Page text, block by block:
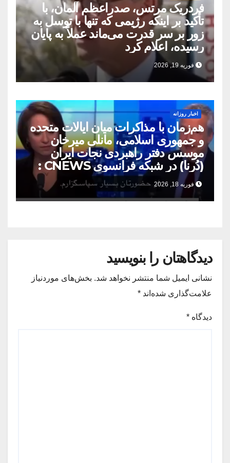
فردریک مرتس، صدراعظم آلمان، با
تأکید بر اینکه رژیمی که تنها با توسل به
زور بر سر قدرت می‌ماند عملاً به پایان
رسیده، اعلام کرد
فوریه 19, 2026
اخبار روزانه
هم‌زمان با مذاکرات میان ایالات متحده
و جمهوری اسلامی، مانلی میرخان
موسس دفتر راهبردی نجات ایران
(دُرنا) در شبکه فرانسوی CNEWS :
فوریه 18, 2026
دیدگاهتان را بنویسید
نشانی ایمیل شما منتشر نخواهد شد. بخش‌های موردنیاز
علامت‌گذاری شده‌اند *
دیدگاه *